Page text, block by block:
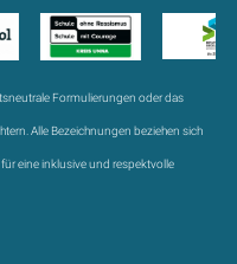
Formulierungen oder das
Alle Bezeichnungen beziehen sich
eine inklusive und respektvolle